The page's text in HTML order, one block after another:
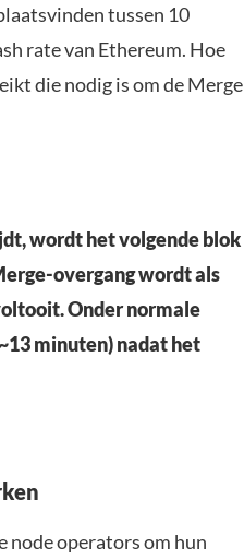
tussen 10
rate van Ethereum. Hoe
die nodig is om de Merge
wordt het volgende blok
overgang wordt als
Onder normale
minuten) nadat het
node operators om hun